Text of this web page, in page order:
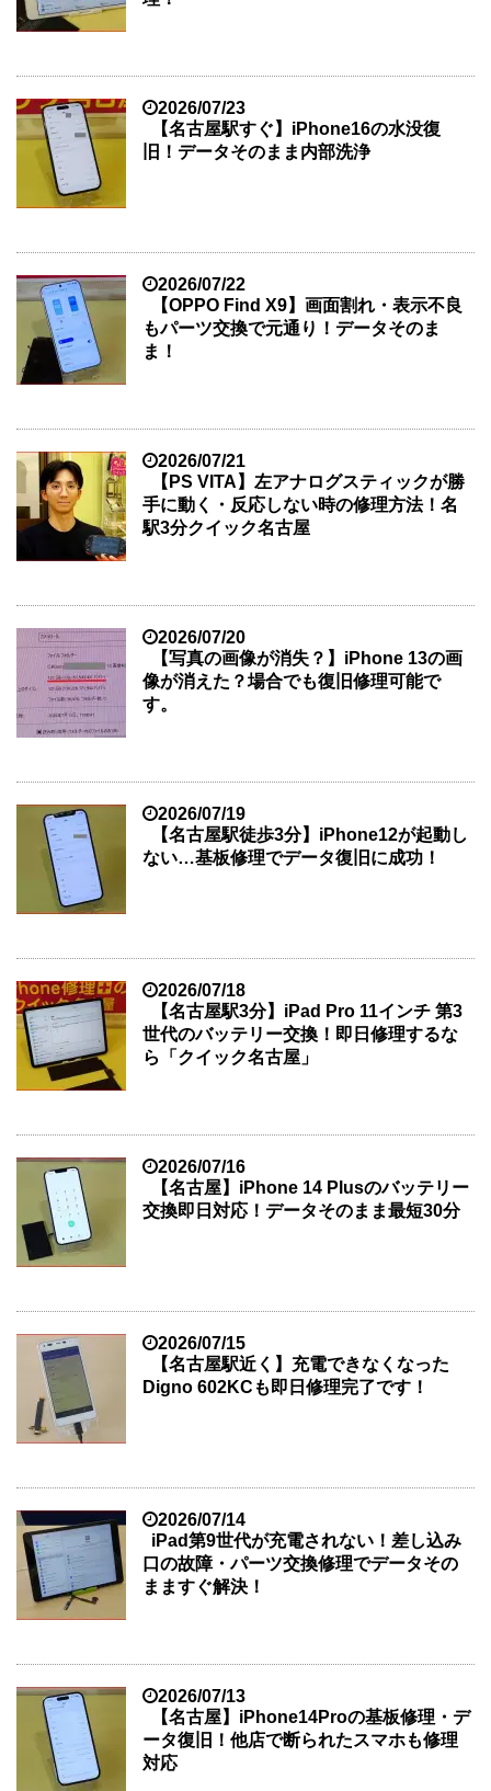
2026/07/23
【名古屋駅すぐ】iPhone16の水没復
旧！データそのまま内部洗浄
2026/07/22
【OPPO Find X9】画面割れ・表示不良
もパーツ交換で元通り！データそのま
ま！
2026/07/21
【PS VITA】左アナログスティックが勝
手に動く・反応しない時の修理方法！名
駅3分クイック名古屋
2026/07/20
【写真の画像が消失？】iPhone 13の画
像が消えた？場合でも復旧修理可能で
す。
2026/07/19
【名古屋駅徒歩3分】iPhone12が起動し
ない…基板修理でデータ復旧に成功！
2026/07/18
【名古屋駅3分】iPad Pro 11インチ 第3
世代のバッテリー交換！即日修理するな
ら「クイック名古屋」
2026/07/16
【名古屋】iPhone 14 Plusのバッテリー
交換即日対応！データそのまま最短30分
2026/07/15
【名古屋駅近く】充電できなくなった
Digno 602KCも即日修理完了です！
2026/07/14
iPad第9世代が充電されない！差し込み
口の故障・パーツ交換修理でデータその
まますぐ解決！
2026/07/13
【名古屋】iPhone14Proの基板修理・デ
ータ復旧！他店で断られたスマホも修理
対応